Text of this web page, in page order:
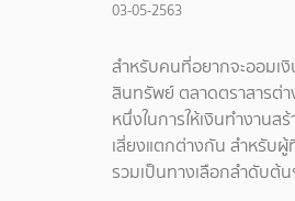
03-05-2563
สำหรับคนที่อยากจะออมเ
สินทรัพย์ ตลาดตราสารต่า
หนึ่งในการให้เงินทำงาน
เสี่ยงแตกต่างกัน สำหรับ
รวมเป็นทางเลือกลำดับต้